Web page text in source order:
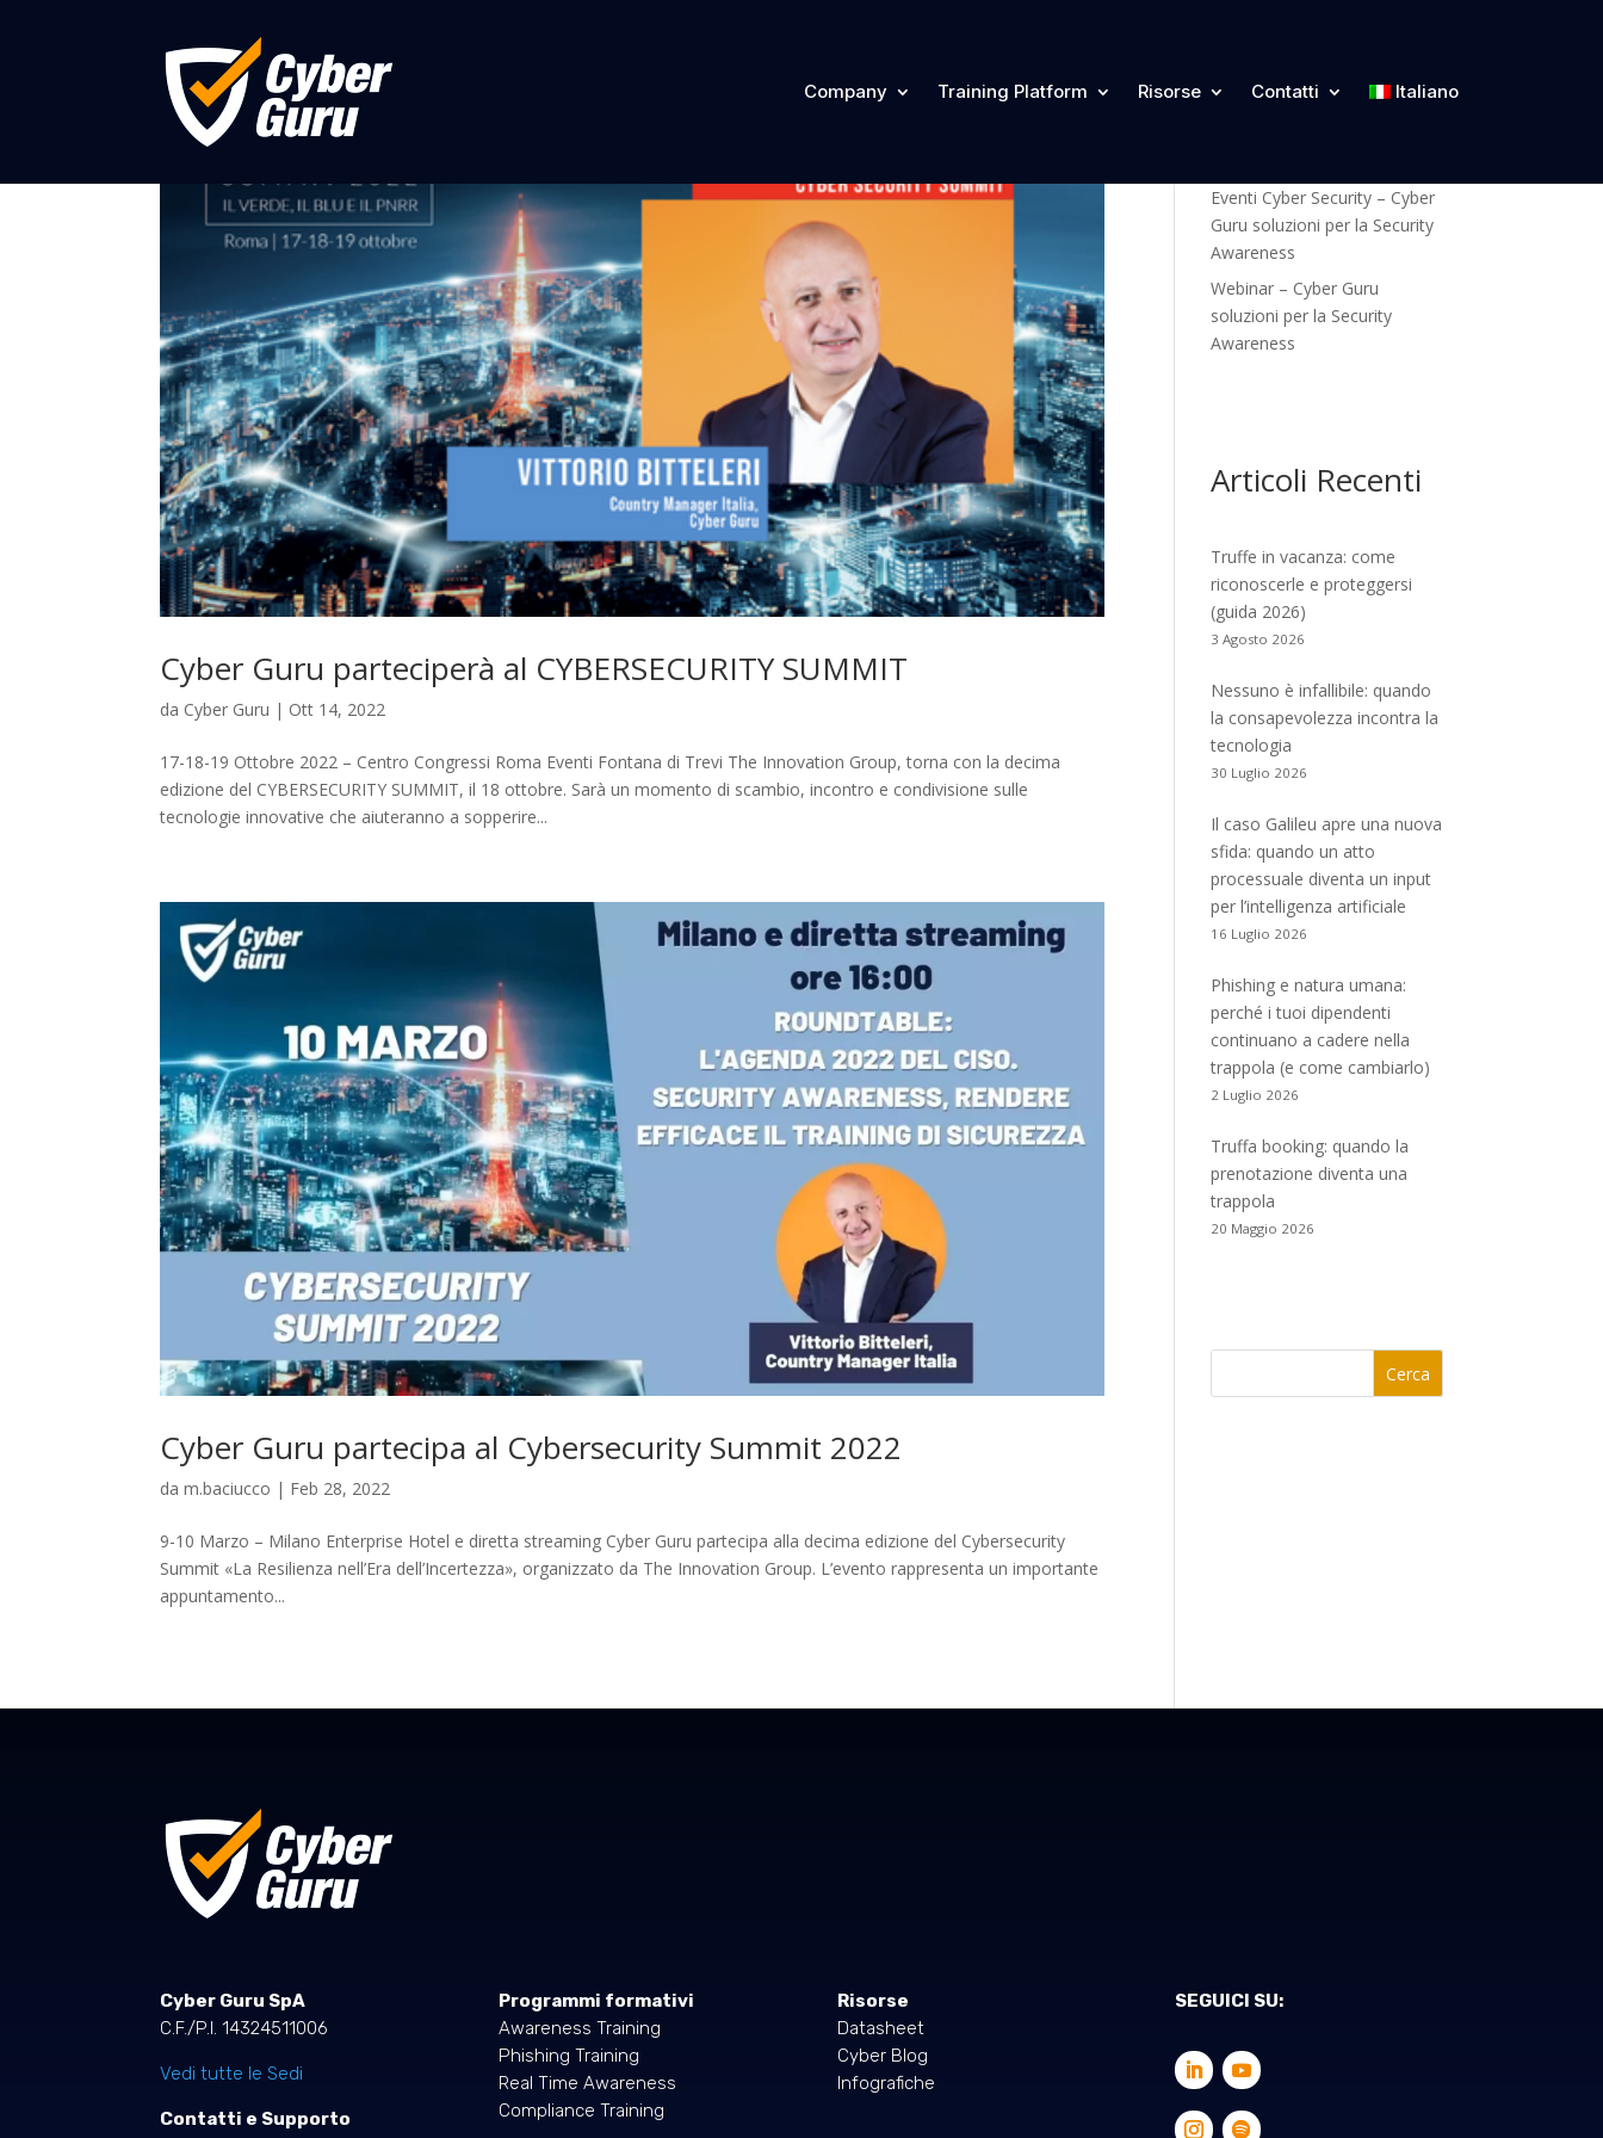
Company Training Platform Risorse Contatti Italiano
Cyber Guru parteciperà al CYBERSECURITY SUMMIT
da Cyber Guru | Ott 14, 2022
17-18-19 Ottobre 2022 – Centro Congressi Roma Eventi Fontana di Trevi The Innovation Group, torna con la decima
edizione del CYBERSECURITY SUMMIT, il 18 ottobre. Sarà un momento di scambio, incontro e condivisione sulle
tecnologie innovative che aiuteranno a sopperire...
Cyber Guru partecipa al Cybersecurity Summit 2022
dam.baciucco | Feb 28, 2022
9-10 Marzo – Milano Enterprise Hotel e diretta streaming Cyber Guru partecipa alla decima edizione del Cybersecurity
Summit «La Resilienza nell’Era dell’Incertezza», organizzato da The Innovation Group. L’evento rappresenta un importante
appuntamento...
Categorie
Eventi Cyber Security – Cyber
Guru soluzioni per la Security
Awareness
Webinar – Cyber Guru
soluzioni per la Security
Awareness
Articoli Recenti
Truffe in vacanza: come
riconoscerle e proteggersi
(guida 2026)
3 Agosto 2026
Nessuno è infallibile: quando
la consapevolezza incontra la
tecnologia
30 Luglio 2026
Il caso Galileu apre una nuova
sfida: quando un atto
processuale diventa un input
per l’intelligenza artificiale
16 Luglio 2026
Phishing e natura umana:
perché i tuoi dipendenti
continuano a cadere nella
trappola (e come cambiarlo)
2 Luglio 2026
Truffa booking: quando la
prenotazione diventa una
trappola
20 Maggio 2026
Cerca
Cyber Guru SpA
C.F./P.I. 14324511006
Vedi tutte le Sedi
Contatti e Supporto
Programmi formativi
Awareness Training
Phishing Training
Real Time Awareness
Compliance Training
Risorse
Datasheet
Cyber Blog
Infografiche
SEGUICI SU: